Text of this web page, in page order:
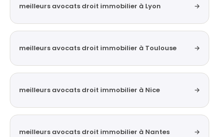
meilleurs avocats droit immobilier à Lyon →
meilleurs avocats droit immobilier à Toulouse →
meilleurs avocats droit immobilier à Nice →
meilleurs avocats droit immobilier à Nantes →